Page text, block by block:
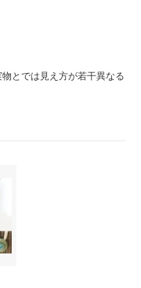
とでは見え方が若干異なる